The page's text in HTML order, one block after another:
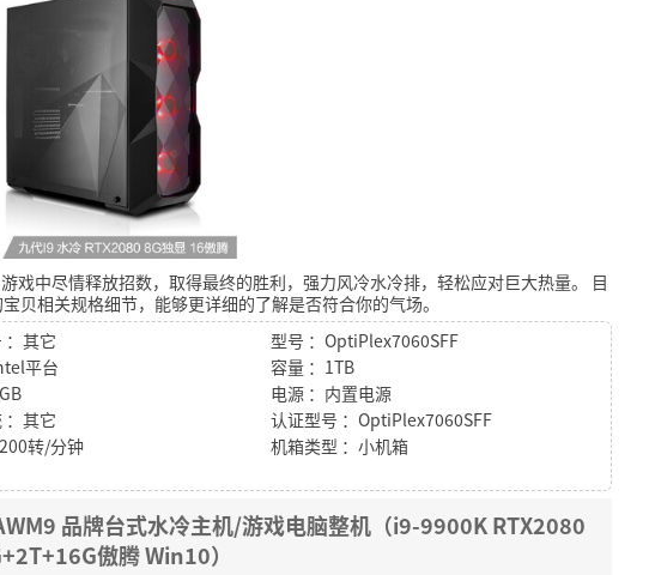
中尽情释放招数，取得最终的胜利，强力风冷水冷排，轻松应对巨大热量。
目
贝相关规格细节，能够更详细的了解是否符合你的气场。
：其它
型号 ：OptiPlex7060SFF
平台
容量 ：1TB
电源 ：内置电源
：其它
认证型号 ：OptiPlex7060SFF
转/分钟
机箱类型 ：小机箱
品牌台式水冷主机/游戏电脑整机（i9-9900K RTX2080
傲腾 Win10）